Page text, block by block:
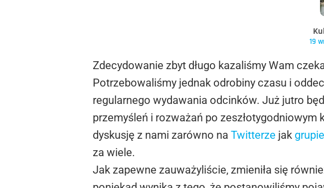
19
Zdecydowanie zbyt długo kazaliśmy Wam
Potrzebowaliśmy jednak odrobiny czasu i
regularnego wydawania odcinków. Już jutro
przemyśleń i rozważań po zeszłotygodniowym
dyskusję z nami zarówno na Twitterze jak
za wiele.
Jak zapewne zauważyliście, zmieniła się